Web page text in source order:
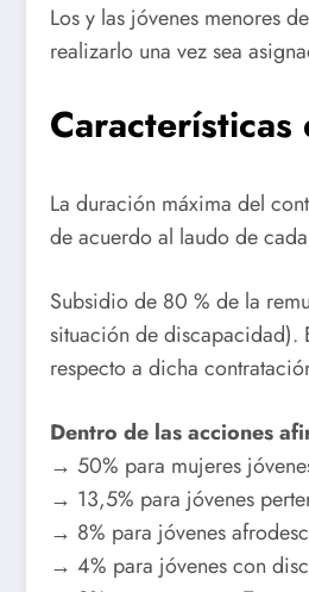
Los y las jóvenes menores
realizarlo una vez sea
La duración máxima del
de acuerdo al laudo de
Subsidio de 80 % de la
situación de discapacidad).
respecto a dicha
Dentro de las acciones
→ 50% para mujeres
→ 13,5% para jóvenes
→ 8% para jóvenes
→ 4% para jóvenes con